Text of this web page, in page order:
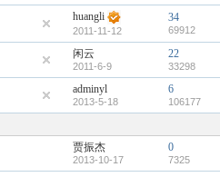
huangli
2011-11-12
34
69912
闲云
2011-6-9
22
33298
adminyl
2013-5-18
6
106177
贾振杰
2013-10-17
0
7325